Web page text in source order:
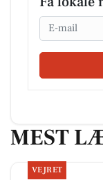
Email
MEST
VEJRET